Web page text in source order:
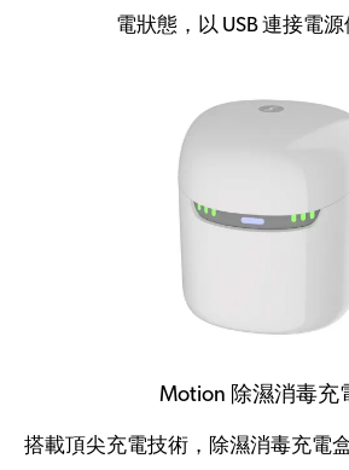
電狀態，以 USB 連接電源
Motion 除濕消毒充
搭載頂尖充電技術，除濕消毒充電